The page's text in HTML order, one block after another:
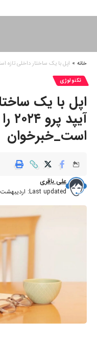
خانه » اپل با یک ساختار داخلی تازه استحکام آیپد پرو ۲۰۲۴
تکنولوژی
اپل با یک
است_خبرخوان
Last updated: اردیبهشت ۲۴, ۱۴۰۳ ۸:۳۱ ق٫ظ
علی باقری